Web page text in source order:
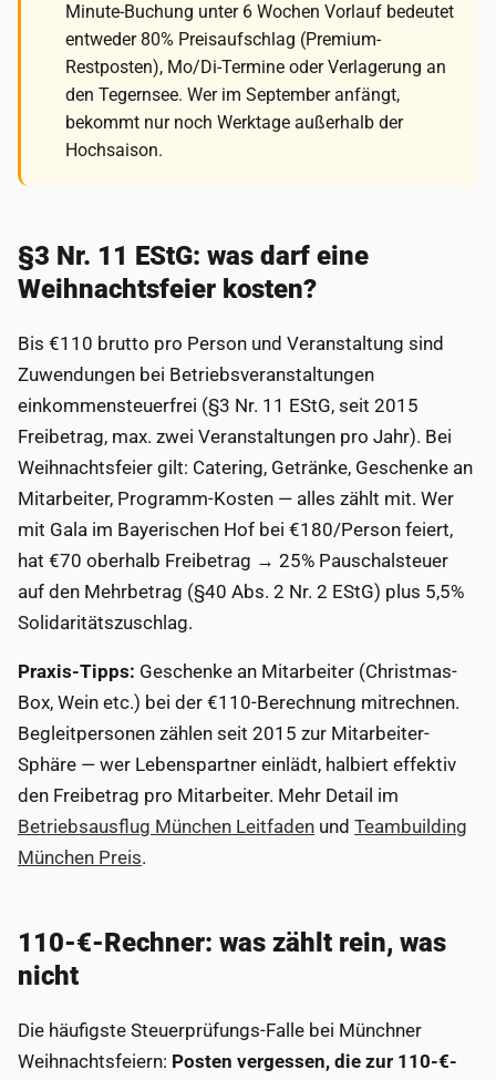
Minute-Buchung unter 6 Wochen Vorlauf bedeutet
entweder 80% Preisaufschlag (Premium-
Restposten), Mo/Di-Termine oder Verlagerung an
den Tegernsee. Wer im September anfängt,
bekommt nur noch Werktage außerhalb der
Hochsaison.
§3 Nr. 11 EStG: was darf eine
Weihnachtsfeier kosten?
Bis €110 brutto pro Person und Veranstaltung sind
Zuwendungen bei Betriebsveranstaltungen
einkommensteuerfrei (§3 Nr. 11 EStG, seit 2015
Freibetrag, max. zwei Veranstaltungen pro Jahr). Bei
Weihnachtsfeier gilt: Catering, Getränke, Geschenke an
Mitarbeiter, Programm-Kosten — alles zählt mit. Wer
mit Gala im Bayerischen Hof bei €180/Person feiert,
hat €70 oberhalb Freibetrag → 25% Pauschalsteuer
auf den Mehrbetrag (§40 Abs. 2 Nr. 2 EStG) plus 5,5%
Solidaritätszuschlag.
Praxis-Tipps: Geschenke an Mitarbeiter (Christmas-
Box, Wein etc.) bei der €110-Berechnung mitrechnen.
Begleitpersonen zählen seit 2015 zur Mitarbeiter-
Sphäre — wer Lebenspartner einlädt, halbiert effektiv
den Freibetrag pro Mitarbeiter. Mehr Detail im
Betriebsausflug München Leitfaden und Teambuilding
München Preis.
110-€-Rechner: was zählt rein, was
nicht
Die häufigste Steuerprüfungs-Falle bei Münchner
Weihnachtsfeiern: Posten vergessen, die zur 110-€-